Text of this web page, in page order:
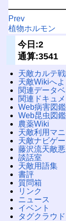
Prev
植物ホルモン
今日:2
通算:3541
天敵カルテ
天敵Wikiへ
関連データ
関連ドキュメ
Web病害図鑑
Web昆虫図鑑
農薬Wiki
天敵利用マ
天敵ナビゲ
藤沢流天敵
談話室
天敵用語集
書評
質問箱
リンク
ニュース
イベント
タグクラウド